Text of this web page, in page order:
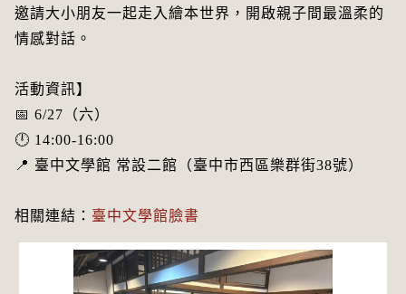
邀請大小朋友一起走入繪本世界，開啟親子間最溫柔的
情感對話。
活動資訊】
📅 6/27（六）
🕛 14:00-16:00
📍 臺中文學館 常設二館（臺中市西區樂群街38號）
相關連結： 臺中文學館臉書